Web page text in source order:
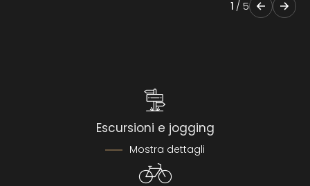
1 / 5
Escursioni e jogging
Mostra dettagli